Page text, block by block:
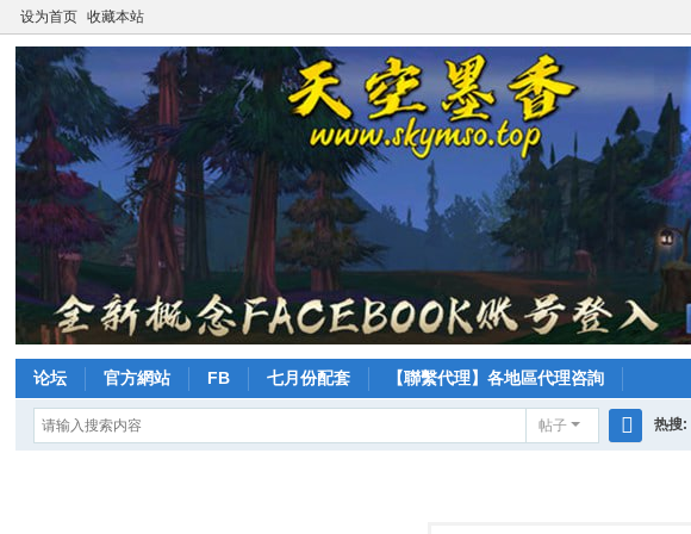
设为首页 收藏本站
论坛 官方網站 FB 七月份配套 【聯繫代理】各地區代理咨詢
帖子 热搜: